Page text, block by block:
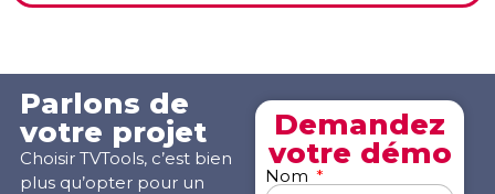
Parlons de
votre projet
Choisir TVTools, c’est bien
plus qu’opter pour un
Demandez
votre démo
Nom